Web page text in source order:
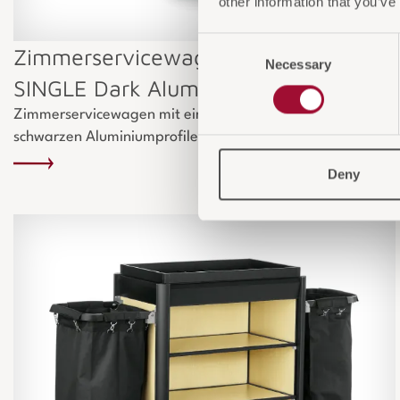
Selection
Necessary
Deny
Zimmerservicewagen ISABELLA
SINGLE Dark Aluminium
Zimmerservicewagen mit einem Wäschesack und
schwarzen Aluminiumprofilen, ideal für den Hotelbetrieb.